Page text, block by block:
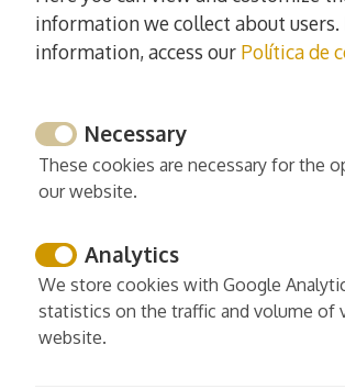
information we collect about users.
information, access our Política de
Necessary
These cookies are necessary for the
our website.
Analytics
We store cookies with Google
statistics on the traffic and volume of
website.